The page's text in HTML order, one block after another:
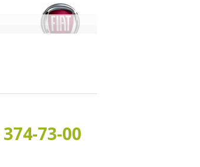
374-73-00